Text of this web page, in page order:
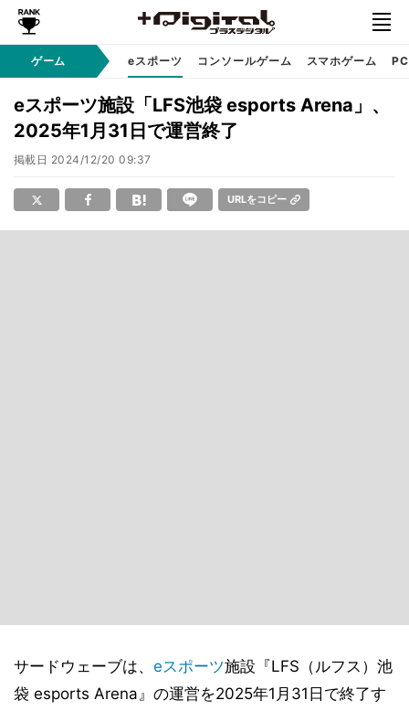
ゲーム eスポーツ コンソールゲーム スマホゲーム
eスポーツ施設「LFS池袋 esports Arena」、
2025年1月31日で運営終了
掲載日 2024/12/20 09:37
URLをコピー
サードウェーブは、 eスポーツ施設『LFS（ルフス）池
袋 esports Arena』の運営を2025年1月31日で終了す